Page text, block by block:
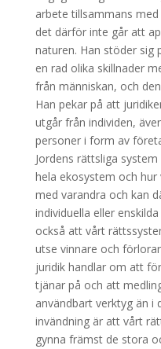
arbete tillsammans
det därför inte går att
naturen. Han stöder sig
en rad olika skillnader
från människan, och
Han pekar på att
utgår från individen,
personer i form av
Jordens rättsliga
hela ekosystem och
med varandra och kan
individuella eller
också att vårt
utse vinnare och
juridik handlar om att
tjänar på och att
användbart verktyg än i
invändning är att vårt
gynna främst de stora